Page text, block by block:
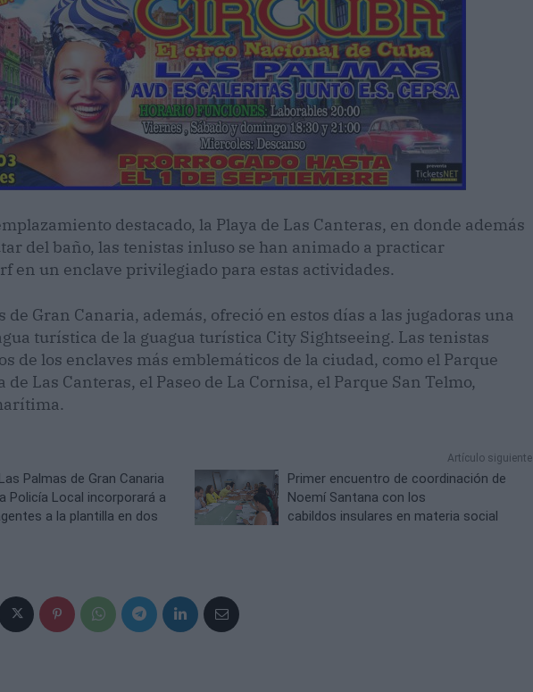
destacado, la Playa de Las Canteras, en donde además
del baño, las tenistas inluso se han animado a practicar
en un enclave privilegiado para estas actividades.
de Gran Canaria, además, ofreció en estos días a las jugadoras una
turística de la guagua turística City Sightseeing. Las tenistas
de los enclaves más emblemáticos de la ciudad, como el Parque
de Las Canteras, el Paseo de La Cornisa, el Parque San Telmo,
Palmas de Gran Canaria
Policía Local incorporará a
a la plantilla en dos
Artículo siguiente
Primer encuentro de coordinación de
Noemí Santana con los
cabildos insulares en materia social